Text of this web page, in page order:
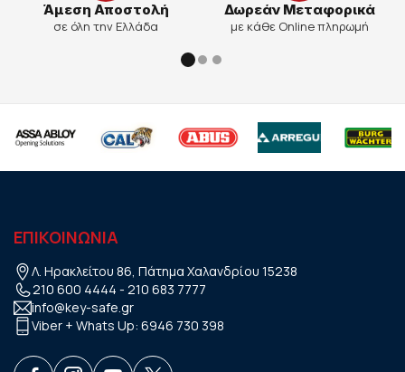
Άμεση Αποστολή
σε όλη την Ελλάδα
Δωρεάν Μεταφορικά
με κάθε Online πληρωμή
ΕΠΙΚΟΙΝΩΝΙΑ
Λ. Ηρακλείτου 86, Πάτημα Χαλανδρίου 15238
210 600 4444 - 210 683 7777
info@key-safe.gr
Viber + Whats Up: 6946 730 398